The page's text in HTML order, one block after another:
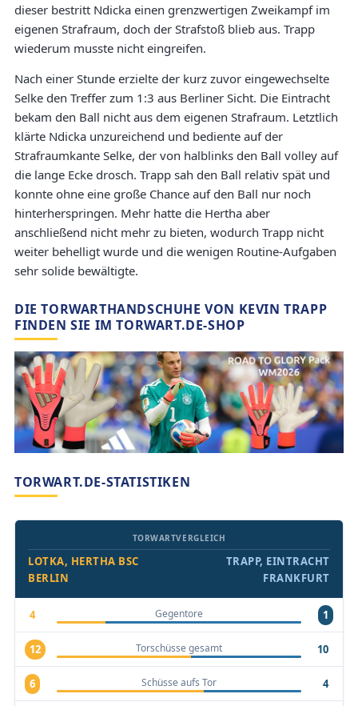
dieser bestritt Ndicka einen grenzwertigen Zweikampf im
eigenen Strafraum, doch der Strafstoß blieb aus. Trapp
wiederum musste nicht eingreifen.
Nach einer Stunde erzielte der kurz zuvor eingewechselte
Selke den Treffer zum 1:3 aus Berliner Sicht. Die Eintracht
bekam den Ball nicht aus dem eigenen Strafraum. Letztlich
klärte Ndicka unzureichend und bediente auf der
Strafraumkante Selke, der von halblinks den Ball volley auf
die lange Ecke drosch. Trapp sah den Ball relativ spät und
konnte ohne eine große Chance auf den Ball nur noch
hinterherspringen. Mehr hatte die Hertha aber
anschließend nicht mehr zu bieten, wodurch Trapp nicht
weiter behelligt wurde und die wenigen Routine-Aufgaben
sehr solide bewältigte.
DIE TORWARTHANDSCHUHE VON KEVIN TRAPP
FINDEN SIE IM TORWART.DE-SHOP
TORWART.DE-STATISTIKEN
LOTKA, HERTHA BSC
BERLIN
TORWARTVERGLEICH
TRAPP, EINTRACHT
FRANKFURT
4 Gegentore 1
12 Torschüsse gesamt 10
6 Schüsse aufs Tor 4